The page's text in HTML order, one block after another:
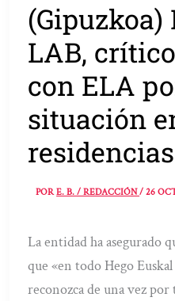
LAB,
con ELA
situación
residencias
PORE. B. / REDACCIÓN/26
La entidad ha asegurado
que «en todo Hego
reconozca de una vez por